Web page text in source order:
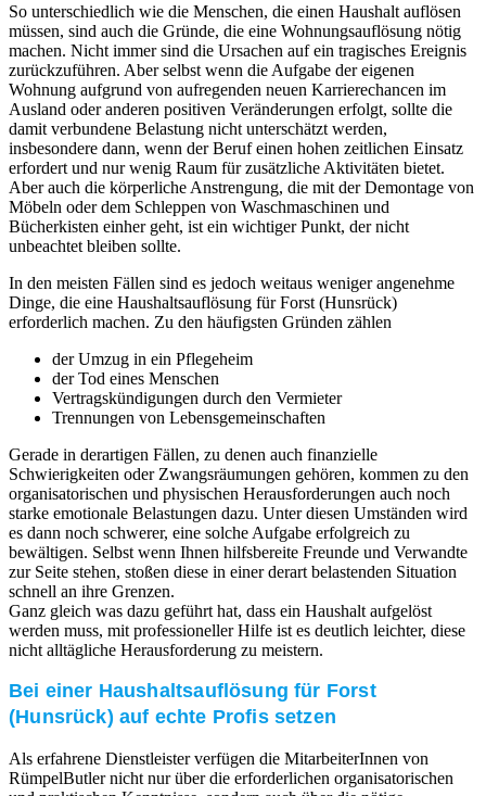
So unterschiedlich wie die Menschen, die einen Haushalt auflösen
müssen, sind auch die Gründe, die eine Wohnungsauflösung nötig
machen. Nicht immer sind die Ursachen auf ein tragisches Ereignis
zurückzuführen. Aber selbst wenn die Aufgabe der eigenen
Wohnung aufgrund von aufregenden neuen Karrierechancen im
Ausland oder anderen positiven Veränderungen erfolgt, sollte die
damit verbundene Belastung nicht unterschätzt werden,
insbesondere dann, wenn der Beruf einen hohen zeitlichen Einsatz
erfordert und nur wenig Raum für zusätzliche Aktivitäten bietet.
Aber auch die körperliche Anstrengung, die mit der Demontage von
Möbeln oder dem Schleppen von Waschmaschinen und
Bücherkisten einher geht, ist ein wichtiger Punkt, der nicht
unbeachtet bleiben sollte.
In den meisten Fällen sind es jedoch weitaus weniger angenehme
Dinge, die eine Haushaltsauflösung für Forst (Hunsrück)
erforderlich machen. Zu den häufigsten Gründen zählen
der Umzug in ein Pflegeheim
der Tod eines Menschen
Vertragskündigungen durch den Vermieter
Trennungen von Lebensgemeinschaften
Gerade in derartigen Fällen, zu denen auch finanzielle
Schwierigkeiten oder Zwangsräumungen gehören, kommen zu den
organisatorischen und physischen Herausforderungen auch noch
starke emotionale Belastungen dazu. Unter diesen Umständen wird
es dann noch schwerer, eine solche Aufgabe erfolgreich zu
bewältigen. Selbst wenn Ihnen hilfsbereite Freunde und Verwandte
zur Seite stehen, stoßen diese in einer derart belastenden Situation
schnell an ihre Grenzen.
Ganz gleich was dazu geführt hat, dass ein Haushalt aufgelöst
werden muss, mit professioneller Hilfe ist es deutlich leichter, diese
nicht alltägliche Herausforderung zu meistern.
Bei einer Haushaltsauflösung für Forst
(Hunsrück) auf echte Profis setzen
Als erfahrene Dienstleister verfügen die MitarbeiterInnen von
RümpelButler nicht nur über die erforderlichen organisatorischen